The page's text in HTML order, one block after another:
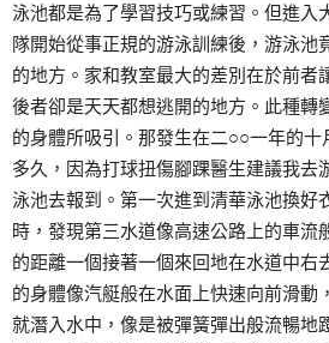
泳池都是為了學習技巧或練習。但進入
隊開始從事正規的游泳訓練後，游泳池
的地方。家和教室最大的差別在於前者
後者卻是天天都想逃開的地方。此種轉
的身體所吸引。那發生在二○○一年的十
多久，因為打球扭傷腳踝醫生建議我去
泳池去報到。第一次進到清華泳池換好
時，發現第三水道像高速公路上的車流
的距離一個接著一個來回地在水道中右
的身體像汽艇般在水面上快速向前滑動
就潛入水中，像是被彈簧彈出般流暢地